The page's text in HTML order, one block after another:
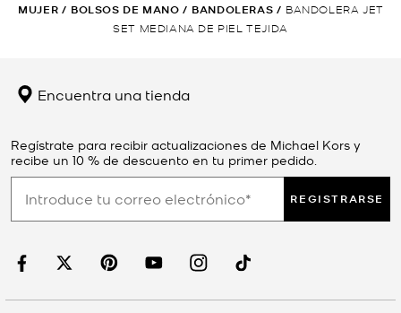
MUJER / BOLSOS DE MANO / BANDOLERAS / BANDOLERA JET
SET MEDIANA DE PIEL TEJIDA
Encuentra una tienda
Regístrate para recibir actualizaciones de Michael Kors y
recibe un 10 % de descuento en tu primer pedido.
REGISTRARSE